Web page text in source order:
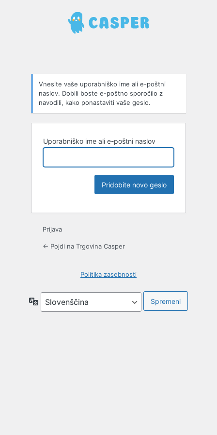
Vnesite vaše uporabniško ime ali e-poštni
naslov. Dobili boste e-poštno sporočilo z
navodili, kako ponastaviti vaše geslo.
Uporabniško ime ali e-poštni naslov
Prijava
← Pojdi na Trgovina Casper
Politika zasebnosti
Jezik